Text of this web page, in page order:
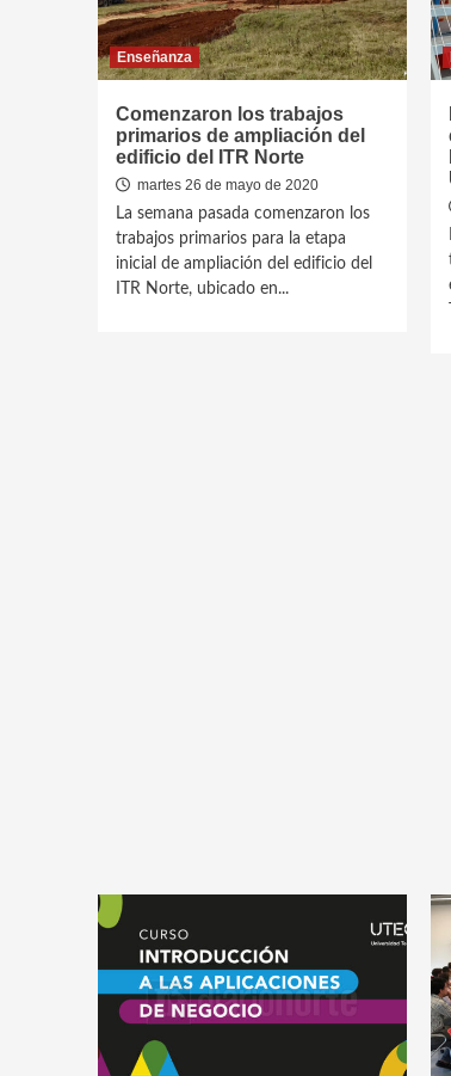
Enseñanza
Comenzaron los trabajos
primarios de ampliación del
edificio del ITR Norte
martes 26 de mayo de 2020
La semana pasada comenzaron los
trabajos primarios para la etapa
inicial de ampliación del edificio del
ITR Norte, ubicado en...